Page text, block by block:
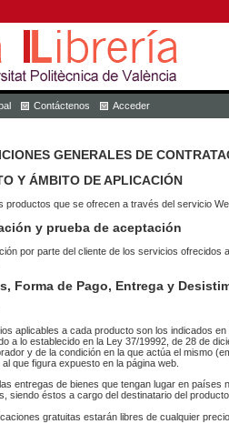
Contáctenos Acceder
GENERALES DE
Y ÁMBITO DE APLICACIÓN
productos que se ofrecen a través del servicio
y prueba de aceptación
por parte del cliente de los servicios
Forma de Pago, Entrega y
aplicables a cada producto son los indicados
a lo establecido en la Ley 37/19992, de 28 de
y de la condición en la que actúa el mismo
que figura expuesto en la página web.
entregas de bienes que tengan lugar en
siendo éstos a cargo del destinatario del producto.
gratuitas estarán libres de cualquier